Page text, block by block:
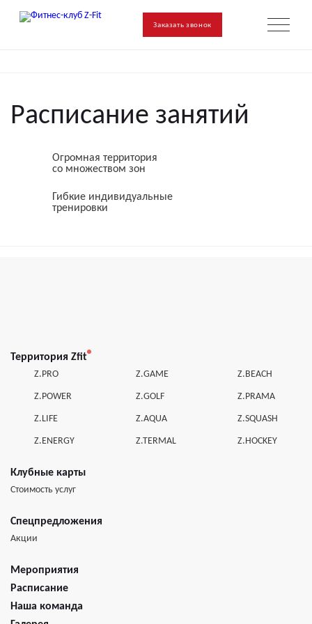
Заказать звонок
Расписание занятий
Огромная территория
со множеством зон
Гибкие индивидуальные
тренировки
Территория Zfit
Z.PRO
Z.POWER
Z.LIFE
Z.ENERGY
Z.GAME
Z.GOLF
Z.AQUA
Z.TERMAL
Z.BEACH
Z.PRAMA
Z.SQUASH
Z.HOCKEY
Клубные карты
Стоимость услуг
Спецпредложения
Акции
Мероприятия
Расписание
Наша команда